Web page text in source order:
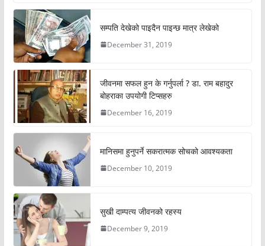
सम्पति देखेको पाइदैन पाइन्छ मात्र लेखेको
December 31, 2019
जीवनमा सफल हुन के गर्नुपर्ला ? डा. राम बहादुर
बोहराका उपयोगी टिप्सहरु
December 16, 2019
मानिसमा हुनुपर्ने सकरात्मक सोचको आवश्यकता
December 10, 2019
सुखी दाम्पत्य जीवनको रहस्य
December 9, 2019